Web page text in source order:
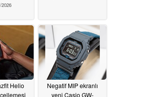
Helio
Negatif MIP ekranlı
yeni Casio GW-